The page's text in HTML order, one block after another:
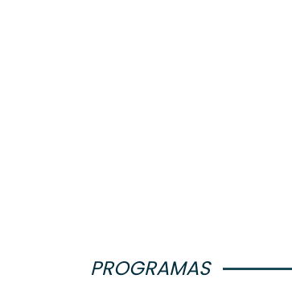
PROGRAMAS